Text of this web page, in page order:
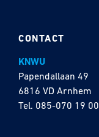
CONTACT
KNWU
Papendallaan 49
6816 VD Arnhem
Tel. 085-070 19 00